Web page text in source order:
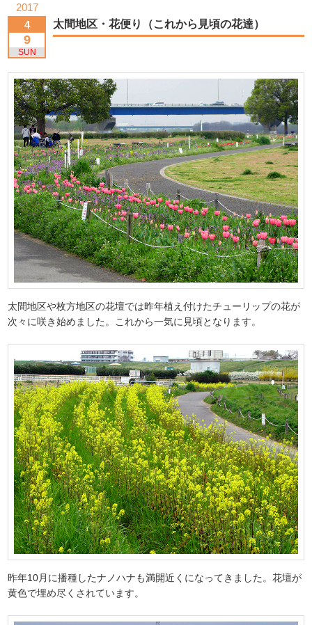
2017
4
9
SUN
太間地区・花便り（これから見頃の花達）
太間地区や枚方地区の花壇では昨年植え付けたチューリップの花が
次々に咲き始めました。これから一気に見頃となります。
昨年10月に播種したナノハナも満開近くになってきました。花壇が
黄色で埋め尽くされています。